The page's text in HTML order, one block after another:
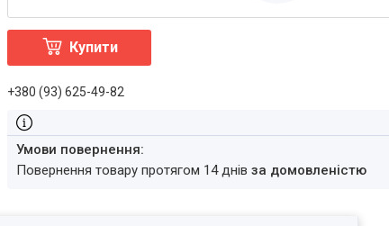
Купити
+380 (93) 625-49-82
повернення товару протягом 14 днівза домовленістю